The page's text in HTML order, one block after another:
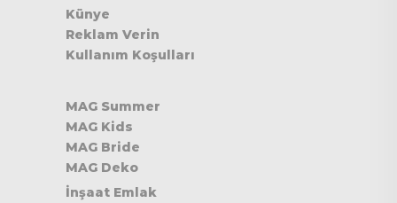
Künye
Reklam Verin
Kullanım Koşulları
MAG Summer
MAG Kids
MAG Bride
MAG Deko
İnşaat Emlak